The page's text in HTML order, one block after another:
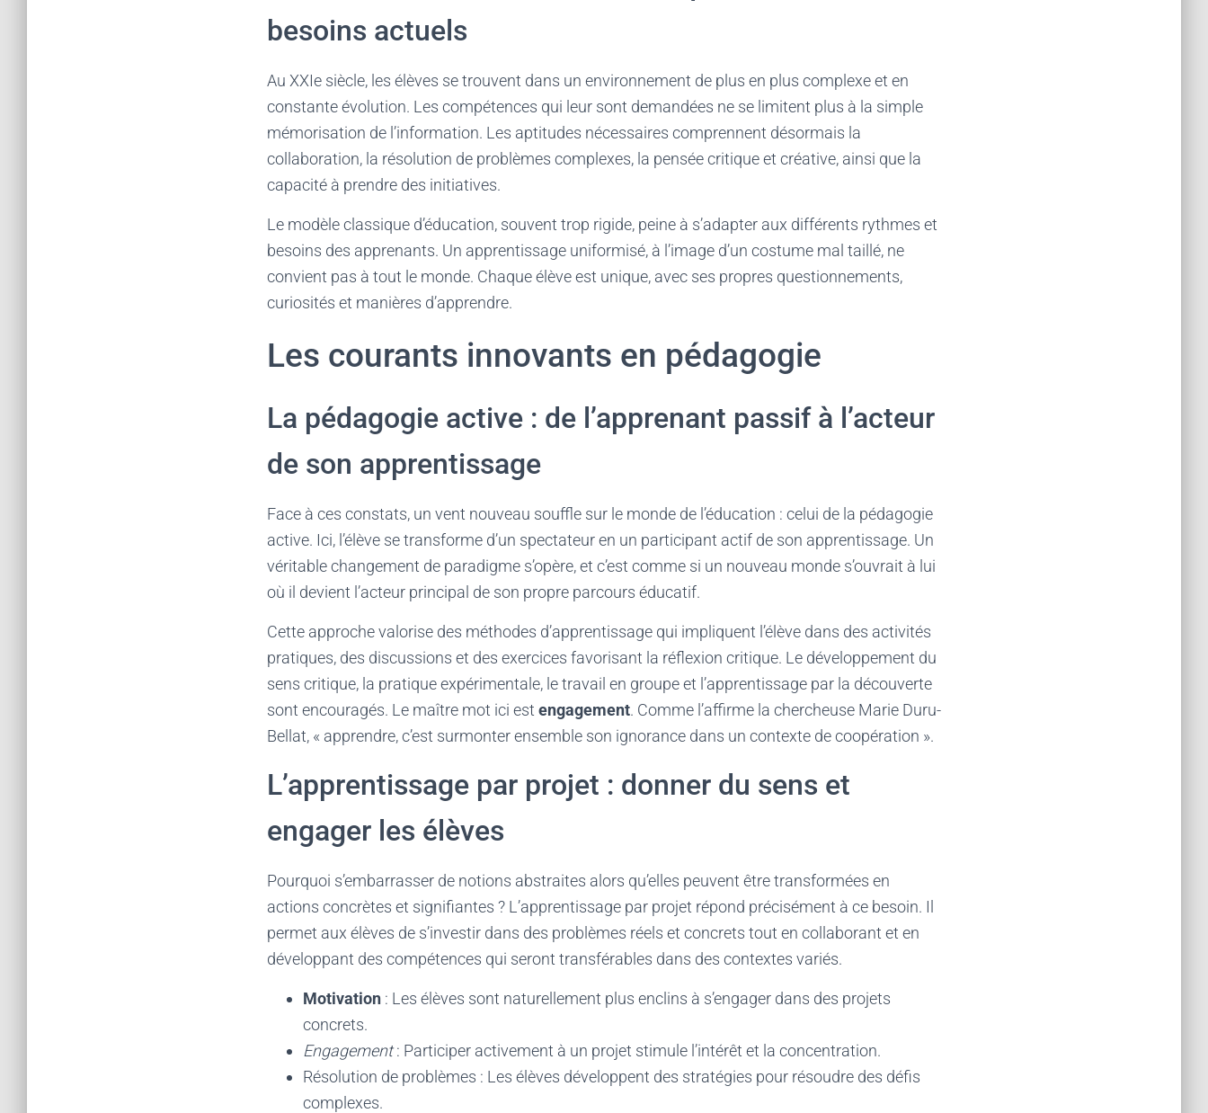
besoins actuels
Au XXIe siècle, les élèves se trouvent dans un environnement de plus en plus complexe et en
constante évolution. Les compétences qui leur sont demandées ne se limitent plus à la simple
mémorisation de l’information. Les aptitudes nécessaires comprennent désormais la
collaboration, la résolution de problèmes complexes, la pensée critique et créative, ainsi que la
capacité à prendre des initiatives.
Le modèle classique d’éducation, souvent trop rigide, peine à s’adapter aux différents rythmes et
besoins des apprenants. Un apprentissage uniformisé, à l’image d’un costume mal taillé, ne
convient pas à tout le monde. Chaque élève est unique, avec ses propres questionnements,
curiosités et manières d’apprendre.
Les courants innovants en pédagogie
La pédagogie active : de l’apprenant passif à l’acteur
de son apprentissage
Face à ces constats, un vent nouveau souffle sur le monde de l’éducation : celui de la pédagogie
active. Ici, l’élève se transforme d’un spectateur en un participant actif de son apprentissage. Un
véritable changement de paradigme s’opère, et c’est comme si un nouveau monde s’ouvrait à lui
où il devient l’acteur principal de son propre parcours éducatif.
Cette approche valorise des méthodes d’apprentissage qui impliquent l’élève dans des activités
pratiques, des discussions et des exercices favorisant la réflexion critique. Le développement du
sens critique, la pratique expérimentale, le travail en groupe et l’apprentissage par la découverte
sont encouragés. Le maître mot ici est engagement. Comme l’affirme la chercheuse Marie Duru-
Bellat, « apprendre, c’est surmonter ensemble son ignorance dans un contexte de coopération ».
L’apprentissage par projet : donner du sens et
engager les élèves
Pourquoi s’embarrasser de notions abstraites alors qu’elles peuvent être transformées en
actions concrètes et signifiantes ? L’apprentissage par projet répond précisément à ce besoin. Il
permet aux élèves de s’investir dans des problèmes réels et concrets tout en collaborant et en
développant des compétences qui seront transférables dans des contextes variés.
Motivation : Les élèves sont naturellement plus enclins à s’engager dans des projets
concrets.
Engagement: Participer activement à un projet stimule l’intérêt et la concentration.
Résolution de problèmes : Les élèves développent des stratégies pour résoudre des défis
complexes.